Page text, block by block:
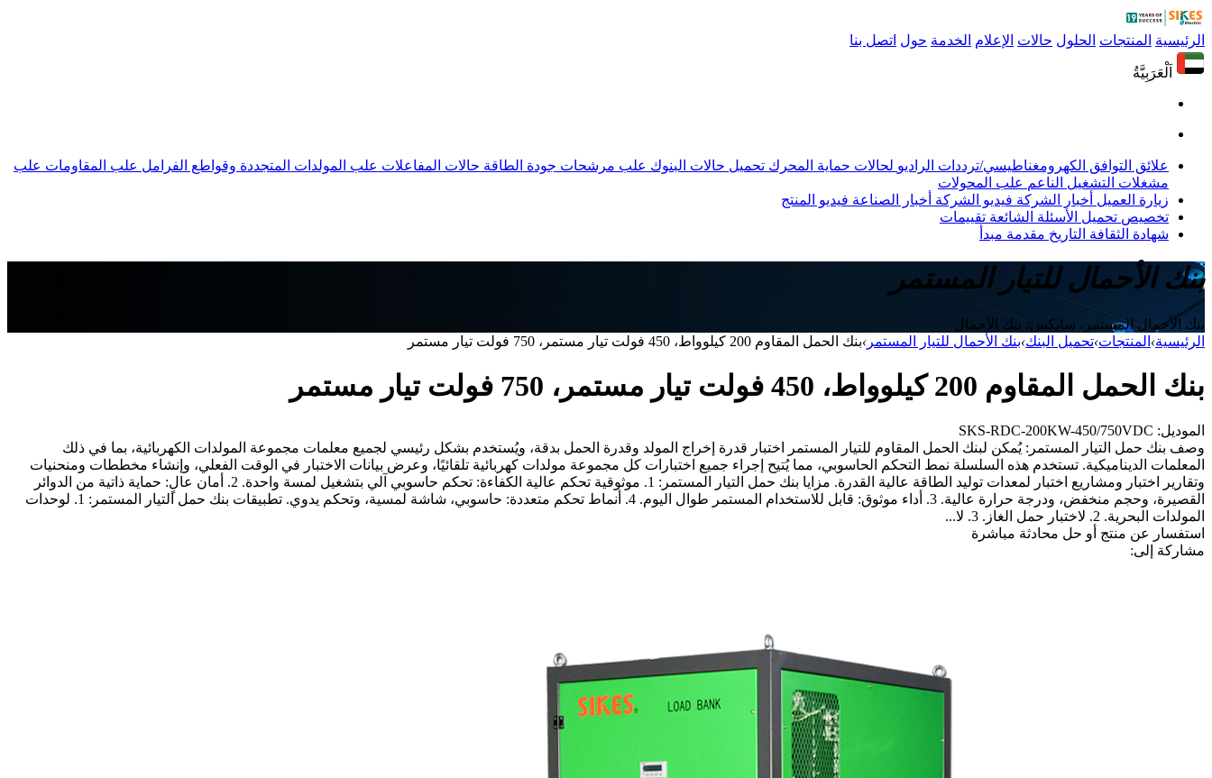
الرئيسية المنتجات الحلول حالات الإعلام الخدمة حول اتصل بنا
اَلْعَرَبِيَّةُ
علائق التوافق الكهرومغناطيسي/ترددات الراديو لحالات حماية المحرك تحميل حالات البنوك علب مرشحات جودة الطاقة حالات المفاعلات علب المولدات المتجددة وقواطع الفرامل علب المقاومات علب
مشغلات التشغيل الناعم علب المحولات
زيارة العميل أخبار الشركة فيديو الشركة أخبار الصناعة فيديو المنتج
تخصيص تحميل الأسئلة الشائعة تقييمات
شهادة الثقافة التاريخ مقدمة مبدأ
بنك الأحمال للتيار المستمر
بنك الأحمال المستمر، سايكس، بنك الأحمال
الرئيسية› المنتجات›تحميل البنك›بنك الأحمال للتيار المستمر ›بنك الحمل المقاوم 200 كيلوواط، 450 فولت تيار مستمر، 750 فولت تيار مستمر
بنك الحمل المقاوم 200 كيلوواط، 450 فولت تيار مستمر، 750 فولت تيار مستمر
الموديل: SKS-RDC-200KW-450/750VDC
وصف بنك حمل التيار المستمر: يُمكن لبنك الحمل المقاوم للتيار المستمر اختبار قدرة إخراج المولد وقدرة الحمل بدقة، ويُستخدم بشكل رئيسي لجميع معلمات مجموعة المولدات الكهربائية، بما في ذلك
المعلمات الديناميكية. تستخدم هذه السلسلة نمط التحكم الحاسوبي، مما يُتيح إجراء جميع اختبارات كل مجموعة مولدات كهربائية تلقائيًا، وعرض بيانات الاختبار في الوقت الفعلي، وإنشاء مخططات ومنحنيات
وتقارير اختبار ومشاريع اختبار لمعدات توليد الطاقة عالية القدرة. مزايا بنك حمل التيار المستمر: 1. موثوقية تحكم عالية الكفاءة: تحكم حاسوبي آلي بتشغيل لمسة واحدة. 2. أمان عالٍ: حماية ذاتية من الدوائر
القصيرة، وحجم منخفض، ودرجة حرارة عالية. 3. أداء موثوق: قابل للاستخدام المستمر طوال اليوم. 4. أنماط تحكم متعددة: حاسوبي، شاشة لمسية، وتحكم يدوي. تطبيقات بنك حمل التيار المستمر: 1. لوحدات
المولدات البحرية. 2. لاختبار حمل الغاز. 3. لا...
استفسار عن منتج أو حل محادثة مباشرة
مشاركة إلى: